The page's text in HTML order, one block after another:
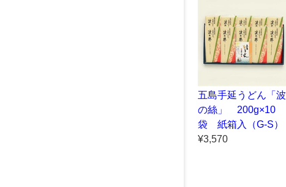
五島手延うどん「波
の絲」 200g×10
袋 紙箱入（G-S）
¥3,570